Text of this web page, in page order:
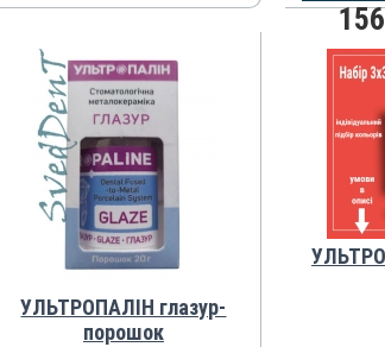
УЛЬТРОПАЛІН глазур-
порошок